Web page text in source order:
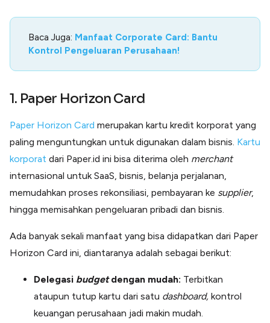
Baca Juga: Manfaat Corporate Card: Bantu
Kontrol Pengeluaran Perusahaan!
1. Paper Horizon Card
Paper Horizon Card merupakan kartu kredit korporat yang
paling menguntungkan untuk digunakan dalam bisnis. Kartu
korporat dari Paper.id ini bisa diterima oleh merchant
internasional untuk SaaS, bisnis, belanja perjalanan,
memudahkan proses rekonsiliasi, pembayaran ke supplier,
hingga memisahkan pengeluaran pribadi dan bisnis.
Ada banyak sekali manfaat yang bisa didapatkan dari Paper
Horizon Card ini, diantaranya adalah sebagai berikut:
Delegasi budgetdengan mudah: Terbitkan
ataupun tutup kartu dari satu dashboard, kontrol
keuangan perusahaan jadi makin mudah.